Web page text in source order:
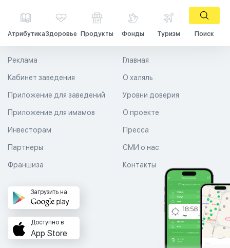
АтрибутикаЗдоровье Продукты Фонды Туризм Поиск
Главная
О халяль
Уровни доверия
Реклама
Кабинет заведения
Приложение для заведений
Приложение для имамов О проекте
Пресса
СМИ о нас
Контакты
Инвесторам
Партнеры
Франшиза
Загрузить на
Доступно в
App Store